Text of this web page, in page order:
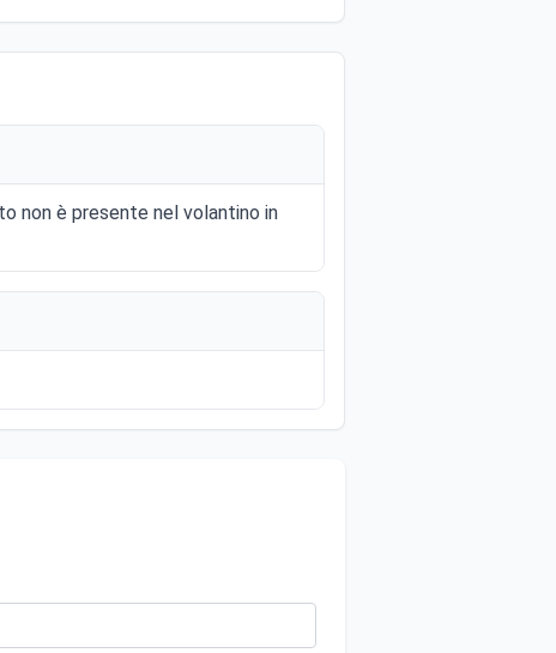
non è presente nel volantino in